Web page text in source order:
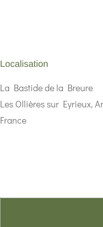
Localisation
La Bastide de la Breure
Les Ollières sur Eyrieux,
France